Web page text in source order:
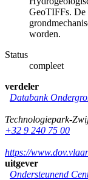
GeoTIFFs. De
worden.
Status
compleet
verdeler
Databank
Technologiepark-
+32 9 240 75 00
https://
uitgever
Ondersteunend